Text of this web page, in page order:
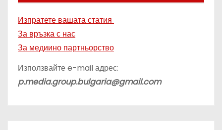
Изпратете вашата статия
За връзка с нас
За медиино партньорство
Използвайте e-mail адрес:
p.media.group.bulgaria@gmail.com